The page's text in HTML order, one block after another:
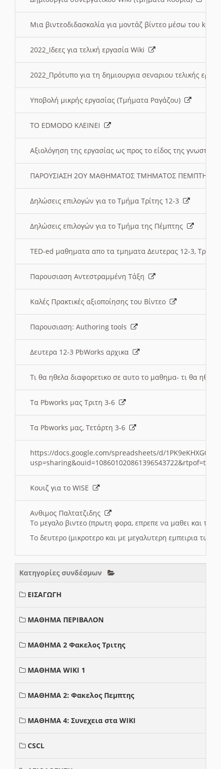
Μια βιντεοδιδασκαλία για μοντάζ βίντεο μέσω του
2022_Ιδεες για τελική εργασία Wiki
2022_Πρότυπο για τη δημιουργια σεναριου τελικής
Υποβολή μικρής εργασίας (Τμήματα Ραγάζου)
ΤΟ EDMODO ΚΛΕΙΝΕΙ
Αξιολόγηση της εργασίας ως προς το είδος της
ΠΑΡΟΥΣΙΑΣΗ 2ΟΥ ΜΑΘΗΜΑΤΟΣ ΤΜΗΜΑΤΟΣ
Δηλώσεις επιλογών για το Τμήμα Τρίτης 12-3
Δηλώσεις επιλογών για το Τμήμα της Πέμπτης
TED-ed μαθηματα απο τα τμηματα Δευτερας 12-3,
Παρουσιαση Αντεστραμμένη Τάξη
Καλές Πρακτικές αξιοποίησης του Βίντεο
Παρουσιαση: Authoring tools
Δευτερα 12-3 PbWorks αρχικα
Τι θα ηθελα διαφορετικο σε αυτο το μαθημα- τι θα
Τα Pbworks μας Τριτη 3-6
Τα Pbworks μας, Τετάρτη 3-6
https://docs.google.com/spreadsheets/d/
Κουιζ για το WISE
Ανθιμος Παλτατζιδης
Το μεγαλο βιντεο (πρωτη φορα, επρεπε να μαθει και το
Το δευτερο (μικροτερο και με μεγαλυτερη εμπειρια
Κατηγορίες συνδέσμων
ΕΙΣΑΓΩΓΗ
ΜΑΘΗΜΑ ΠΕΡΙΒΑΛΟΝ
ΜΑΘΗΜΑ 2 Φακελος Τριτης
ΜΑΘΗΜΑ WIKI 1
ΜΑΘΗΜΑ 2: Φακελος Πεμπτης
ΜΑΘΗΜΑ 4: Συνεχεια στα WIKI
CSCL